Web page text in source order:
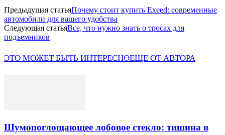
Предыдущая статьяПочему стоит купить Exeed: современные
автомобили для вашего удобства
Следующая статьяВсе, что нужно знать о тросах для
подъемников
ЭТО МОЖЕТ БЫТЬ ИНТЕРЕСНОЕЩЕ ОТ АВТОРА
Шумопоглощающее лобовое стекло: тишина в